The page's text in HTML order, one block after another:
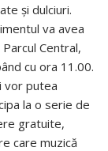
și dulciuri.
va avea
Parcul Central,
cu ora 11.00.
vor putea
la o serie de
gratuite,
care muzică